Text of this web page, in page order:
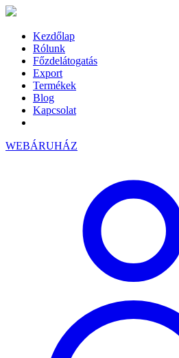
Kezdőlap
Rólunk
Főzdelátogatás
Export
Termékek
Blog
Kapcsolat
WEBÁRUHÁZ